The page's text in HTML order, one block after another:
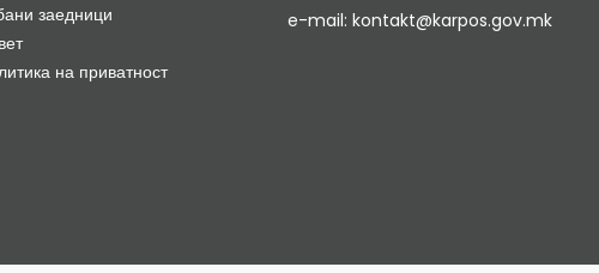
заедници
на приватност
e-mail: kontakt@karpos.gov.mk